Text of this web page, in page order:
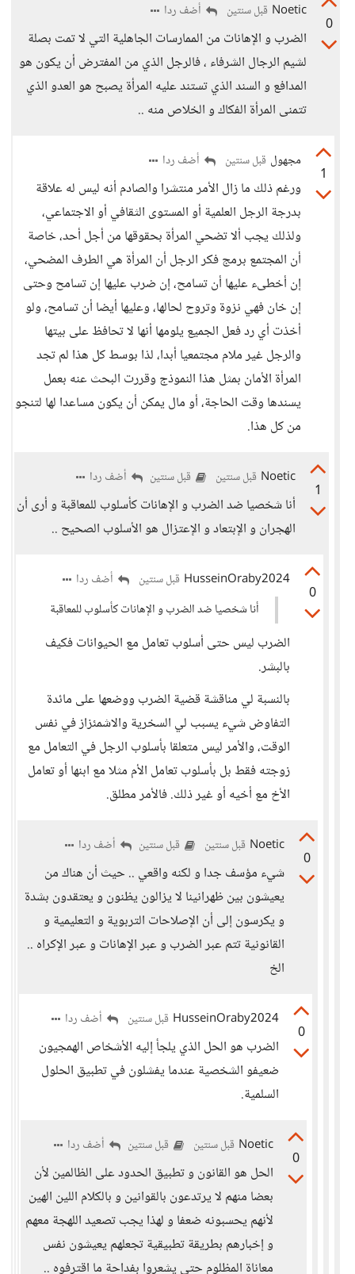
0
Noetic قبل سنتين أضف ردا
الضرب و الإهانات من الممارسات الجاهلية التي لا تمت بصلة
لشيم الرجال الشرفاء ، فالرجل الذي من المفترض أن يكون هو
المدافع و السند الذي تستند عليه المرأة يصبح هو العدو الذي
تتمنى المرأة الفكاك و الخلاص منه ..
1
مجهول قبل سنتين أضف ردا
ورغم ذلك ما زال الأمر منتشرا والصادم أنه ليس له علاقة
بدرجة الرجل العلمية أو المستوى الثقافي أو الاجتماعي،
ولذلك يجب ألا تضحي المرأة بحقوقها من أجل أحد، خاصة
أن المجتمع برمج فكر الرجل أن المرأة هي الطرف المضحي،
إن أخطىء عليها أن تسامح، إن ضرب عليها إن تسامح وحتى
إن خان فهي نزوة وتروح لحالها، وعليها أيضا أن تسامح، ولو
أخذت أي رد فعل الجميع يلومها أنها لا تحافظ على بيتها
والرجل غير ملام مجتمعيا أبدا، لذا بوسط كل هذا لم تجد
المرأة الأمان بمثل هذا النموذج وقررت البحث عنه بعمل
يسندها وقت الحاجة، أو مال يمكن أن يكون مساعدا لها لتنجو
من كل هذا.
1
Noetic قبل سنتين قبل سنتين أضف ردا
أنا شخصيا ضد الضرب و الإهانات كأسلوب للمعاقبة و أرى أن
الهجران و الإبتعاد و الإعتزال هو الأسلوب الصحيح ..
0
HusseinOraby2024 قبل سنتين
أضف ردا
أنا شخصيا ضد الضرب و الإهانات كأسلوب للمعاقبة
الضرب ليس حتى أسلوب تعامل مع الحيوانات فكيف
بالبشر.
بالنسبة لي مناقشة قضية الضرب ووضعها على مائدة
التفاوض شيء يسبب لي السخرية والاشمئزاز في نفس
الوقت، والأمر ليس متعلقا بأسلوب الرجل في التعامل مع
زوجته فقط بل بأسلوب تعامل الأم مثلا مع ابنها أو تعامل
الأخ مع أخيه أو غير ذلك. فالأمر مطلق.
0
Noetic قبل سنتين قبل سنتين أضف ردا
شيء مؤسف جدا و لكنه واقعي .. حيث أن هناك من
يعيشون بين ظهرانينا لا يزالون يظنون و يعتقدون بشدة
و يكرسون إلى أن الإصلاحات التربوية و التعليمية و
القانونية تتم عبر الضرب و عبر الإهانات و عبر الإكراه ..
الخ
0
HusseinOraby2024 قبل سنتين أضف ردا
الضرب هو الحل الذي يلجأ إليه الأشخاص الهمجيون
ضعيفو الشخصية عندما يفشلون في تطبيق الحلول
السلمية.
0
Noetic قبل سنتين قبل سنتين أضف ردا
الحل هو القانون و تطبيق الحدود على الظالمين لأن
بعضا منهم لا يرتدعون بالقوانين و بالكلام اللين الهين
لأنهم يحسبونه ضعفا و لهذا يجب تصعيد اللهجة معهم
و إخبارهم بطريقة تطبيقية تجعلهم يعيشون نفس
معاناة المظلوم حتى يشعروا بفداحة ما اقترفوه ..